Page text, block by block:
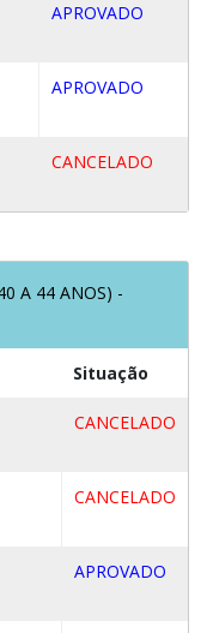
APROVADO
APROVADO
CANCELADO
A 44 ANOS) -
Situação
CANCELADO
CANCELADO
APROVADO